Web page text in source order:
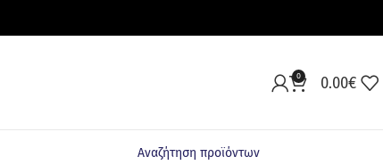
0 0.00€